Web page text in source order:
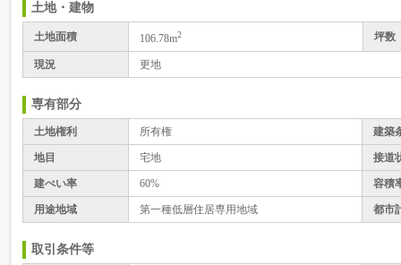
土地・建物
土地面積 106.78m2 坪数
現況 更地
専有部分
土地権利 所有権 建築
地目 宅地 接道
建ぺい率 60% 容積
用途地域 第一種低層住居専用地域 都市
取引条件等